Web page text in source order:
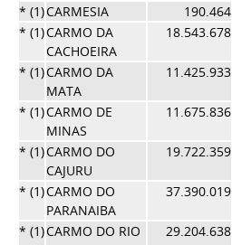
* (1)CARMESIA 190.464
* (1)CARMO DA
CACHOEIRA
18.543.678
* (1)CARMO DA
MATA
11.425.933
* (1)CARMO DE
MINAS
11.675.836
* (1)CARMO DO
CAJURU
19.722.359
* (1)CARMO DO
PARANAIBA
37.390.019
* (1)CARMO DO RIO
29.204.638